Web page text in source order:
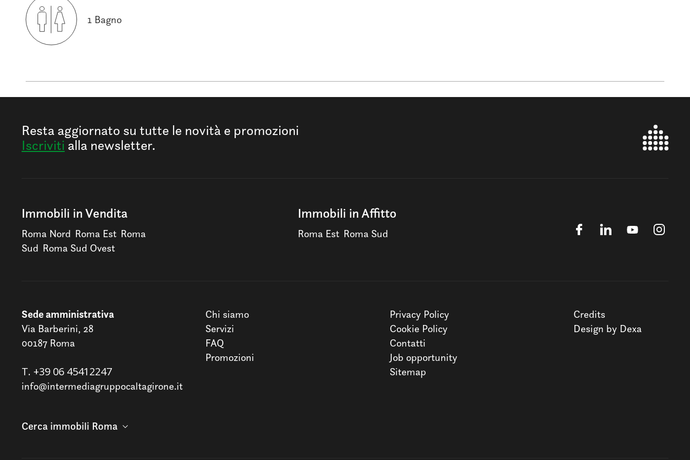
1 Bagno
Resta aggiornato su tutte le novità e promozioni
Iscriviti alla newsletter.
Immobili in Vendita
Roma Nord Roma Est Roma
Sud Roma Sud Ovest
Immobili in Affitto
Roma Est Roma Sud
Sede amministrativa
Via Barberini, 28
00187 Roma
T. +39 06 45412247
info@intermediagruppocaltagirone.it
Chi siamo
Servizi
FAQ
Promozioni
Privacy Policy
Cookie Policy
Contatti
Job opportunity
Sitemap
Credits
Design by Dexa
Cerca immobili Roma